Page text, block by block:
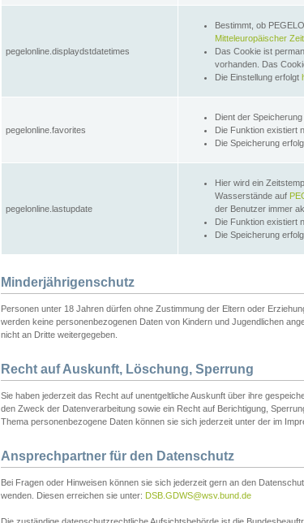
pegelonline.displaydstdatetimes
Bestimmt, ob
Mitteleuropäischer
Das Cookie ist
vorhanden. Das
Die Einstellung erfolgt
pegelonline.favorites
Dient der
Die Funktion existiert
Die Speicherung
pegelonline.lastupdate
Hier wird ein
Wasserstände auf
der Benutzer immer
Die Funktion existiert
Die Speicherung
Minderjährigenschutz
Personen unter 18 Jahren dürfen ohne Zustimmung der Eltern oder
werden keine personenbezogenen Daten von Kindern und Jugendlichen
nicht an Dritte weitergegeben.
Recht auf Auskunft, Löschung, Sperrung
Sie haben jederzeit das Recht auf unentgeltliche Auskunft über ihre
den Zweck der Datenverarbeitung sowie ein Recht auf Berichtigung,
Thema personenbezogene Daten können sie sich jederzeit unter der im
Ansprechpartner für den Datenschutz
Bei Fragen oder Hinweisen können sie sich jederzeit gern an den
wenden. Diesen erreichen sie unter: DSB.GDWS@wsv.bund.de